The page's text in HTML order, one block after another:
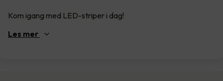
Kom igang med LED-striper i dag!
Les mer